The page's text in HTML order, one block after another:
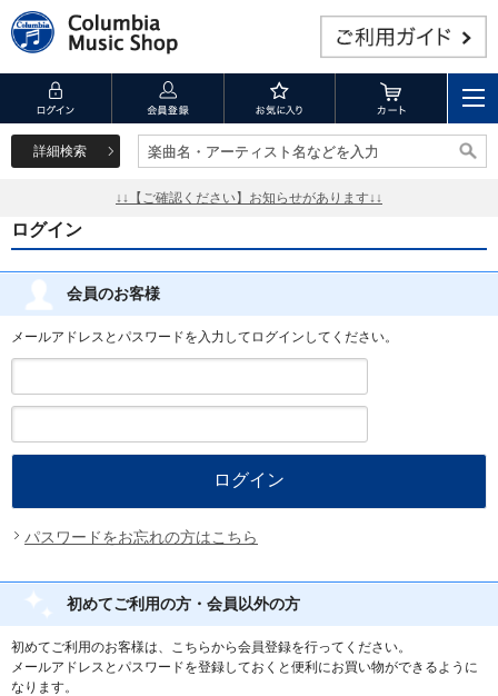
詳細検索 楽曲名・アーティスト名などを入力
楽曲名・アーティスト名などを入力
↓↓【ご確認ください】お知らせがあります↓↓
ログイン
会員のお客様
メールアドレスとパスワードを入力してログインしてください。
パスワードをお忘れの方はこちら
初めてご利用の方・会員以外の方
初めてご利用のお客様は、こちらから会員登録を行ってください。
メールアドレスとパスワードを登録しておくと便利にお買い物ができるように
なります。